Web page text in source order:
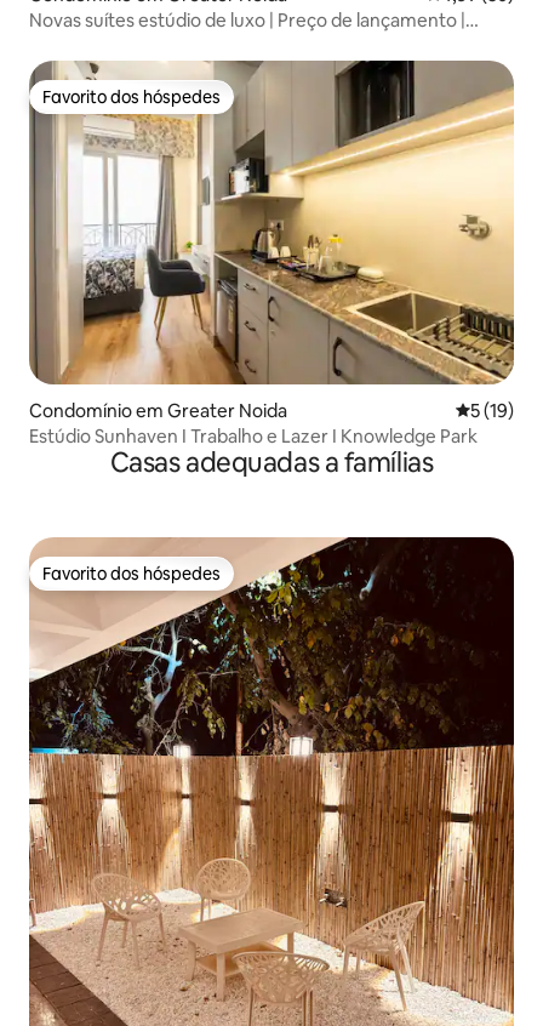
Novas suítes estúdio de luxo | Preço de lançamento |
Favorito dos hóspedes
Favorito dos hóspedes
Condomínio em Greater Noida
5 (19)
Estúdio Sunhaven I Trabalho e Lazer I Knowledge Park
Casas adequadas a famílias
Favorito dos hóspedes
Favorito dos hóspedes